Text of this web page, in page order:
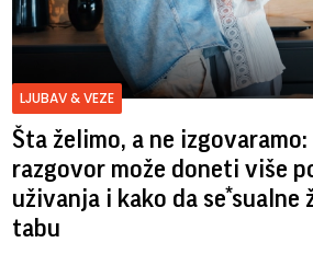
LJUBAV & VEZE
Šta želimo, a ne
razgovor može doneti više
uživanja i kako da se*sualne
tabu